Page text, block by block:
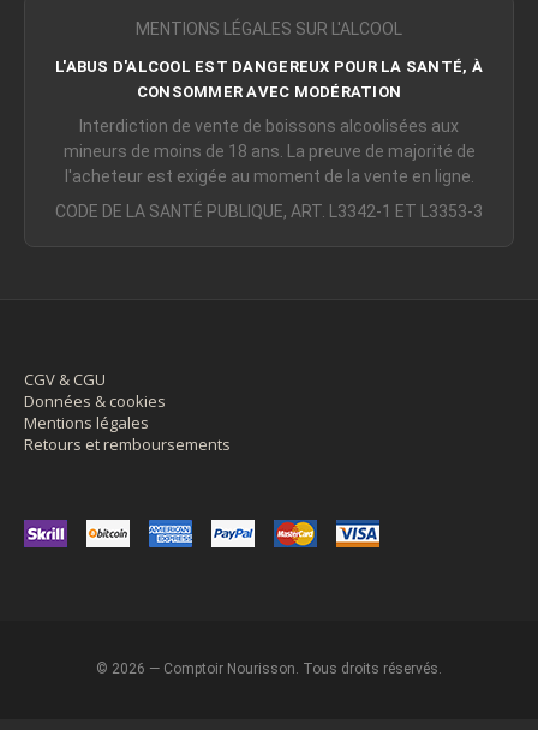
MENTIONS LÉGALES SUR L'ALCOOL
L'ABUS D'ALCOOL EST DANGEREUX POUR LA SANTÉ, À
CONSOMMER AVEC MODÉRATION
Interdiction de vente de boissons alcoolisées aux
mineurs de moins de 18 ans. La preuve de majorité de
l'acheteur est exigée au moment de la vente en ligne.
CODE DE LA SANTÉ PUBLIQUE, ART. L3342-1 ET L3353-3
CGV & CGU
Données & cookies
Mentions légales
Retours et remboursements
© 2026 — Comptoir Nourisson. Tous droits réservés.